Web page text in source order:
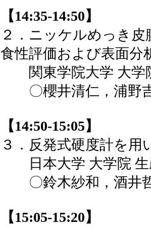
【14:35-14:50】
２．ニッケルめっき
食性評価および表面分
関東学院大学 大学
〇櫻井清仁，浦野
【14:50-15:05】
３．反発式硬度計を用
日本大学 大学院 生
〇鈴木紗和，酒井哲
【15:05-15:20】